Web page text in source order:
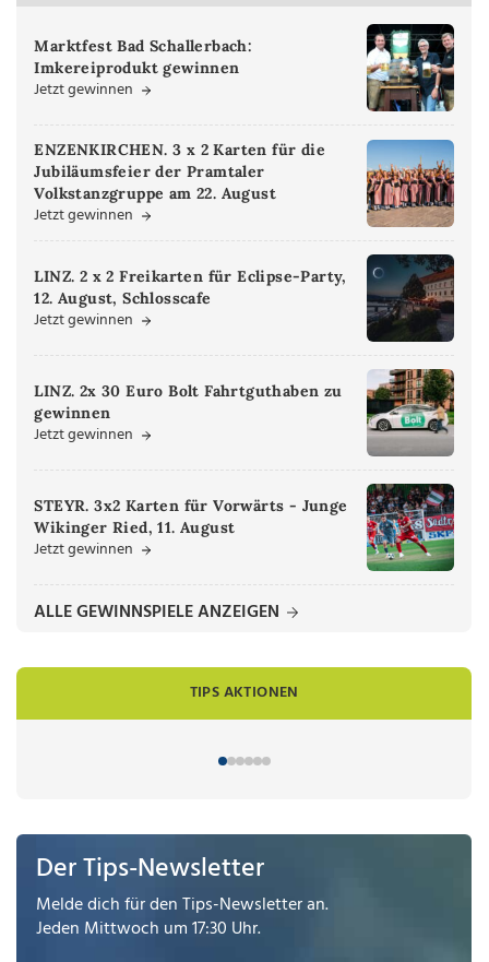
Marktfest Bad Schallerbach:
Imkereiprodukt gewinnen
Jetzt gewinnen
ENZENKIRCHEN. 3 x 2 Karten für die
Jubiläumsfeier der Pramtaler
Volkstanzgruppe am 22. August
Jetzt gewinnen
LINZ. 2 x 2 Freikarten für Eclipse-Party,
12. August, Schlosscafe
Jetzt gewinnen
LINZ. 2x 30 Euro Bolt Fahrtguthaben zu
gewinnen
Jetzt gewinnen
STEYR. 3x2 Karten für Vorwärts - Junge
Wikinger Ried, 11. August
Jetzt gewinnen
ALLE GEWINNSPIELE ANZEIGEN
TIPS AKTIONEN
Der Tips-Newsletter
Melde dich für den Tips-Newsletter an.
Jeden Mittwoch um 17:30 Uhr.